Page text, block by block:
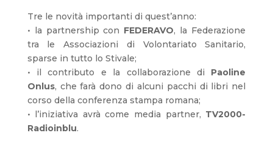
Tre le novità importanti di quest’anno:
• la partnership con FEDERAVO, la Federazione
tra le Associazioni di Volontariato Sanitario,
sparse in tutto lo Stivale;
• il contributo e la collaborazione di Paoline
Onlus, che farà dono di alcuni pacchi di libri nel
corso della conferenza stampa romana;
• l’iniziativa avrà come media partner, TV2000-
Radioinblu.